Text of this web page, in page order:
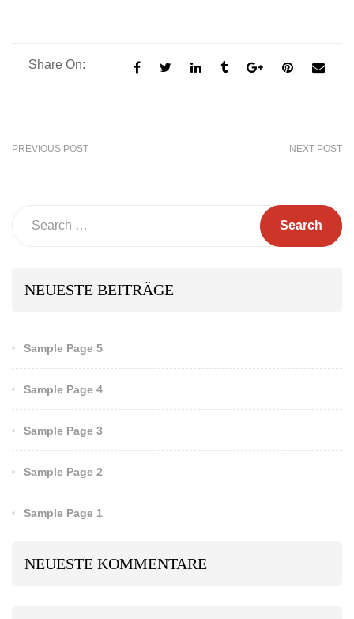
Share On:
PREVIOUS POST NEXT POST
NEUESTE BEITRÄGE
Sample Page 5
Sample Page 4
Sample Page 3
Sample Page 2
Sample Page 1
NEUESTE KOMMENTARE